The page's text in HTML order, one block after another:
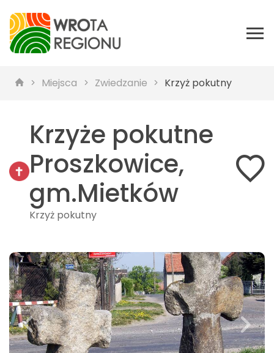
Miejsca Zwiedzanie Krzyż pokutny
Krzyże pokutne
Proszkowice,
gm.Mietków
Krzyż pokutny